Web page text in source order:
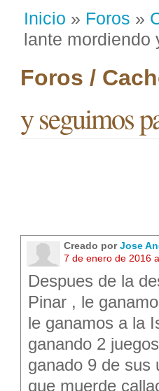
Inicio » Foros »
lante mordiendo
Foros /
y seguimos
Creado porJose
7 de enero de 2016
Despues de la
Pinar , le
le ganamos a la
ganando 2
ganado 9 de sus
que muerde